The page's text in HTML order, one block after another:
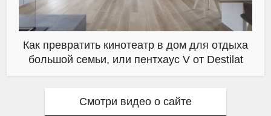
Как превратить кинотеатр в дом для отдыха
большой семьи, или пентхаус V от Destilat
Смотри видео о сайте